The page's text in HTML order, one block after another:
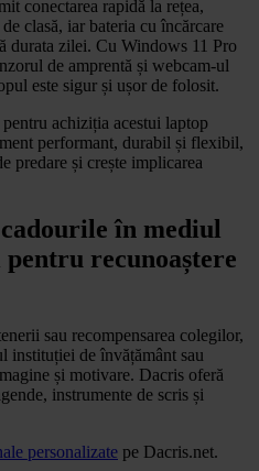
conectarea rapidă la rețea,
clasă, iar bateria cu încărcare
durata zilei. Cu Windows 11 Pro
de amprentă și webcam-ul
este sigur și ușor de folosit.
achiziția acestui laptop
performant, durabil și flexibil,
predare și crește implicarea
în mediul
recunoaștere
sau recompensarea colegilor,
instituției de învățământ sau
și motivare. Dacris oferă
instrumente de scris și
personalizate pe Dacris.net.